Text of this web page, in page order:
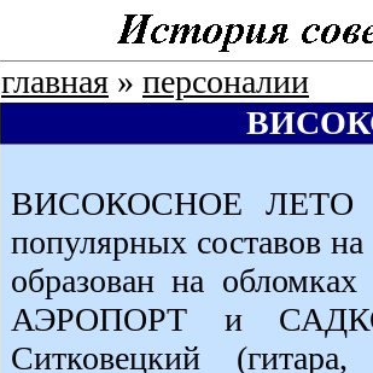
главная » персоналии
ВИСОКОСНОЕ ЛЕТО -
популярных составов
образован на
АЭРОПОРТ и
Ситковецкий